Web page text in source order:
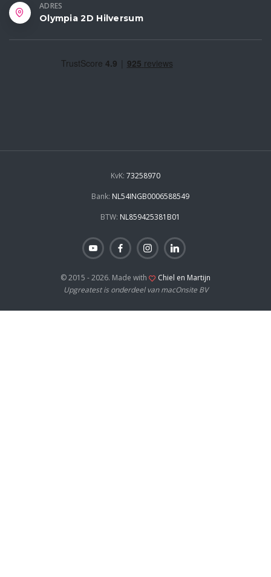
ADRES
Olympia 2D Hilversum
KvK: 73258970
Bank: NL54INGB0006588549
BTW: NL859425381B01
© 2015 - 2026. Made with
Chiel en Martijn
Upgreatest is onderdeel van macOnsite BV